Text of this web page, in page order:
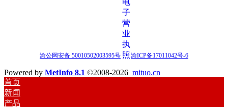
渝公网安备 50010502003595号 渝ICP备17011042号-6
Powered by MetInfo 8.1 ©2008-2026 mituo.cn
首页
新闻
产品